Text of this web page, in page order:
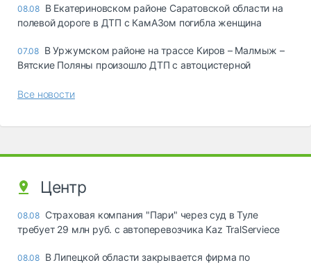
08.08 В Екатериновском районе Саратовской области на
полевой дороге в ДТП с КамАЗом погибла женщина
07.08 В Уржумском районе на трассе Киров – Малмыж –
Вятские Поляны произошло ДТП с автоцистерной
Все новости
Центр
08.08 Страховая компания "Пари" через суд в Туле
требует 29 млн руб. с автоперевозчика Kaz TralServiece
08.08 В Липецкой области закрывается фирма по